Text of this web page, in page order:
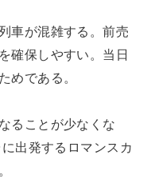
車が混雑する。前売
確保しやすい。当日
めである。
ることが少なくな
出発するロマンスカ